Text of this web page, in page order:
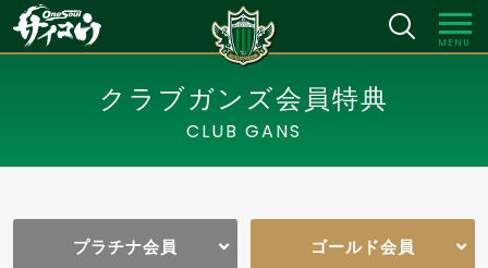
MENU
クラブガンズ会員特典
CLUB GANS
プラチナ会員 ゴールド会員